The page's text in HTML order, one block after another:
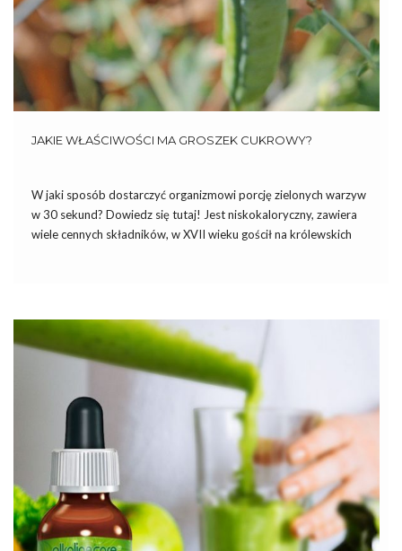
JAKIE WŁAŚCIWOŚCI MA GROSZEK CUKROWY?
W jaki sposób dostarczyć organizmowi porcję zielonych warzyw
w 30 sekund? Dowiedz się tutaj! Jest niskokaloryczny, zawiera
wiele cennych składników, w XVII wieku gościł na królewskich